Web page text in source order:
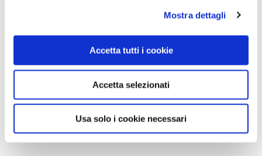
Mostra dettagli
Accetta tutti i cookie
Accetta selezionati
Usa solo i cookie necessari